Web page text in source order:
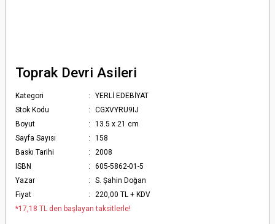
Toprak Devri Asileri
Kategori
YERLİ EDEBİYAT
Stok Kodu
CGXVYRU9IJ
Boyut
13.5 x 21 cm
Sayfa Sayısı
158
Baskı Tarihi
2008
ISBN
605-5862-01-5
Yazar
S. Şahin Doğan
Fiyat
220,00 TL + KDV
*17,18 TL den başlayan taksitlerle!